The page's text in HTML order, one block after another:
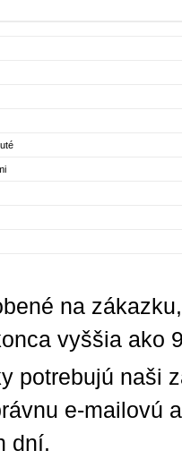
na
vyššia ako
potrebujú naši
e-mailovú
dní.